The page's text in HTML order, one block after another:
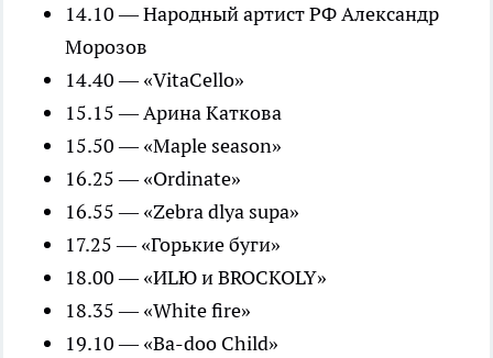
14.10 — Народный артист РФ Александр
Морозов
14.40 — «VitaCello»
15.15 — Арина Каткова
15.50 — «Maple season»
16.25 — «Ordinate»
16.55 — «Zebra dlya supa»
17.25 — «Горькие буги»
18.00 — «ИLЮ и BROCKOLY»
18.35 — «White fire»
19.10 — «Ba-doo Child»